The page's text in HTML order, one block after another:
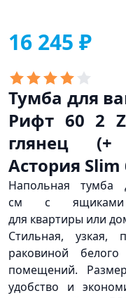
16 245 ₽
Тумба для
Рифт 60 2
глянец
(+
Астория Slim
Напольная
см с ящиками
для квартиры или
Стильная, узкая,
раковиной
помещений.
удобство и